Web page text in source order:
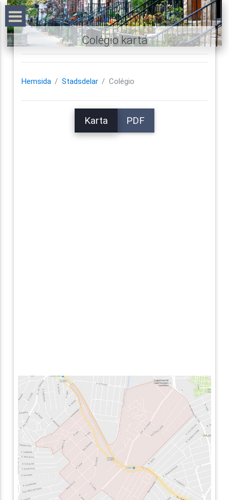
Colégio karta
Hemsida Stadsdelar Colégio
Karta PDF